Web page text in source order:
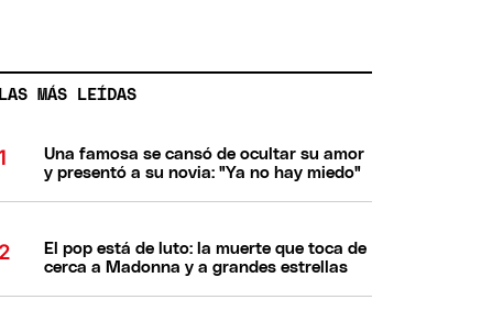
LAS MÁS LEÍDAS
Una famosa se cansó de ocultar su amor
y presentó a su novia: "Ya no hay miedo"
El pop está de luto: la muerte que toca de
cerca a Madonna y a grandes estrellas